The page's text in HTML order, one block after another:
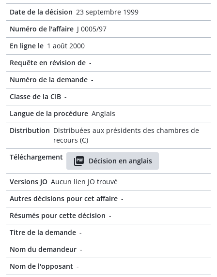
Date de la décision 23 septembre 1999
Numéro de l'affaire J 0005/97
En ligne le 1 août 2000
Requête en révision de -
Numéro de la demande -
Classe de la CIB -
Langue de la procédure Anglais
Distribution Distribuées aux présidents des chambres de
recours (C)
Téléchargement
Décision en anglais
Versions JO Aucun lien JO trouvé
Autres décisions pour cet affaire -
Résumés pour cette décision -
Titre de la demande -
Nom du demandeur -
Nom de l'opposant -